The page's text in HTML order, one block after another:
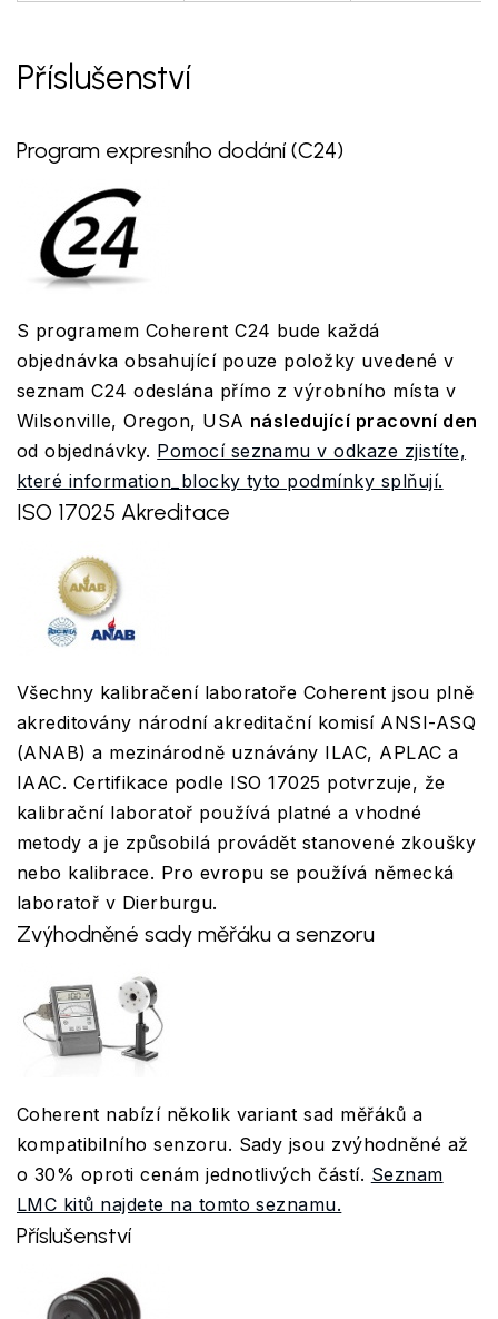
Příslušenství
Program expresního dodání (C24)
S programem Coherent C24 bude každá
objednávka obsahující pouze položky uvedené v
seznam C24 odeslána přímo z výrobního místa v
Wilsonville, Oregon, USA následující pracovní den
od objednávky. Pomocí seznamu v odkaze zjistíte,
které information_blocky tyto podmínky splňují.
ISO 17025 Akreditace
Všechny kalibračení laboratoře Coherent jsou plně
akreditovány národní akreditační komisí ANSI-ASQ
(ANAB) a mezinárodně uznávány ILAC, APLAC a
IAAC. Certifikace podle ISO 17025 potvrzuje, že
kalibrační laboratoř používá platné a vhodné
metody a je způsobilá provádět stanovené zkoušky
nebo kalibrace. Pro evropu se používá německá
laboratoř v Dierburgu.
Zvýhodněné sady měřáku a senzoru
Coherent nabízí několik variant sad měřáků a
kompatibilního senzoru. Sady jsou zvýhodněné až
o 30% oproti cenám jednotlivých částí. Seznam
LMC kitů najdete na tomto seznamu.
Příslušenství